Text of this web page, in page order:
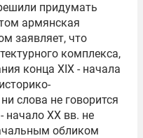
придумать
армянская
заявляет, что
комплекса,
конца XIX - начала
слова не говорится
начало XX вв. не
обликом